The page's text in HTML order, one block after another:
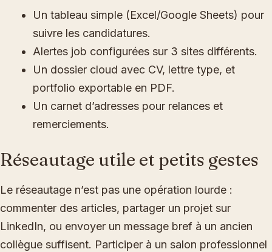
Un tableau simple (Excel/Google Sheets) pour
suivre les candidatures.
Alertes job configurées sur 3 sites différents.
Un dossier cloud avec CV, lettre type, et
portfolio exportable en PDF.
Un carnet d’adresses pour relances et
remerciements.
Réseautage utile et petits gestes
Le réseautage n’est pas une opération lourde :
commenter des articles, partager un projet sur
LinkedIn, ou envoyer un message bref à un ancien
collègue suffisent. Participer à un salon professionnel